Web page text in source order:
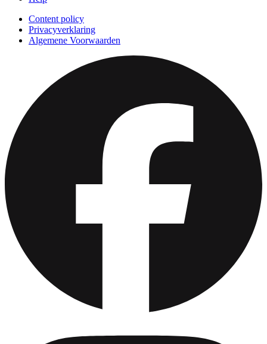
Content policy
Privacyverklaring
Algemene Voorwaarden